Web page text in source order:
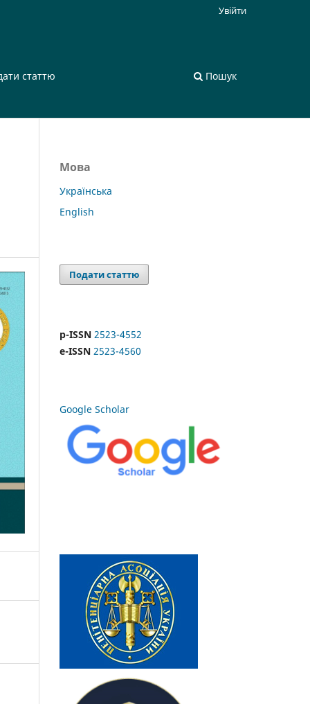
статтю Пошук
Увійти
Мова
Українська
English
Подати статтю
p-ISSN 2523-4552
e-ISSN 2523-4560
Google Scholar